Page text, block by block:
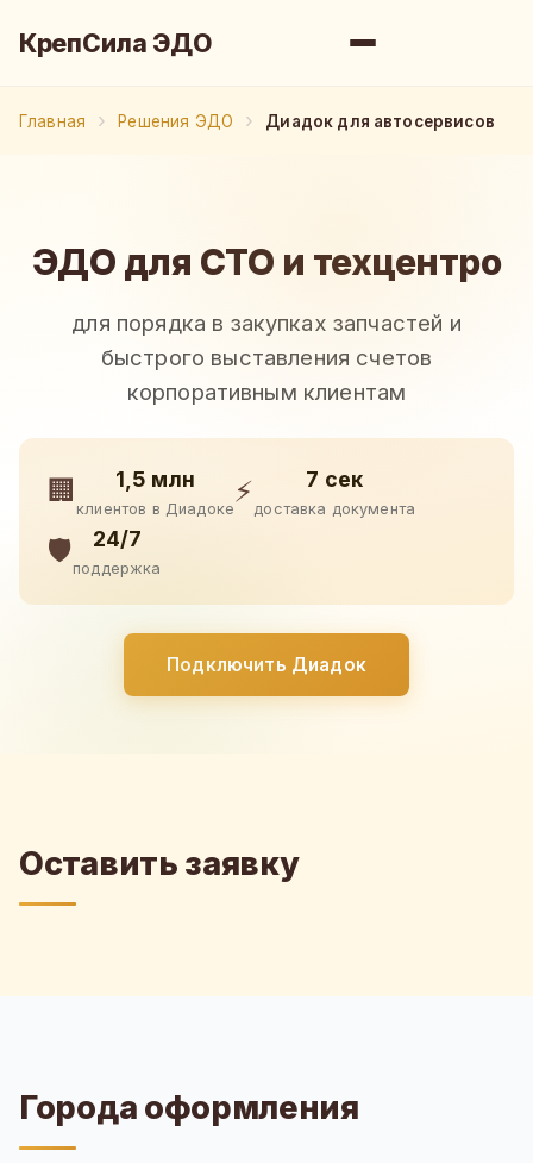
КрепСила ЭДО
Главная Решения ЭДО Диадок для автосервисов
ЭДО для СТО и техцентро
для порядка в закупках запчастей и
быстрого выставления счетов
корпоративным клиентам
🏢 1,5 млн
клиентов в Диадоке
⚡ 7 сек
доставка документа
🛡️ 24/7
поддержка
Подключить Диадок
Оставить заявку
Города оформления